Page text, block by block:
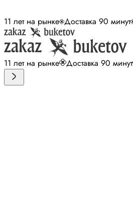
11 лет на рынке Доставка 90 минут
11 лет на рынке Доставка 90 минут